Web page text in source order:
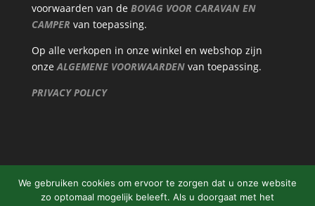
voorwaarden van de BOVAG VOOR CARAVAN EN
CAMPER van toepassing.
Op alle verkopen in onze winkel en webshop zijn
onzeALGEMENE VOORWAARDENvan toepassing.
PRIVACY POLICY
We gebruiken cookies om ervoor te zorgen dat u onze website
zo optomaal mogelijk beleeft. Als u doorgaat met het